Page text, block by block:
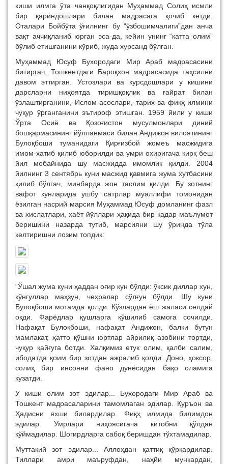
киши илмга ўта чанқоқлигидан Муҳаммад Солиҳ исмли
бир қариндошлари билан мадрасага қочиб кетди.
Оталари Бойбўта ўғилнинг бу “ўзбошимчалиги”дан анча
вақт аччиқланиб юрган эса-да, кейин унинг “катта олим”
бўлиб етишганини кўриб, жуда хурсанд бўлган.
Муҳаммад Юсуф Бухородаги Мир Араб мадрасасини
битиргач, Тошкентдаги Бароқхон мадрасасида таҳсилни
давом эттирган. Устозлари ва курсдошлари у кишини
дарсларни ниҳоятда тиришқоқлик ва ғайрат билан
ўзлаштирганини, Ислом асослари, тарих ва фиқҳ илмини
чуқур ўрганганини эътироф этишган. 1959 йили у киши
Ўрта Осиё ва Қозоғистон мусулмонлари диний
бошқармасининг йўлланмаси билан Андижон вилоятининг
Булоқбоши туманидаги Қирғизбой жомеъ масжидига
имом-хатиб қилиб юборилди ва умри охиригача қирқ беш
йил мобайнида шу масжидда имомлик қилди. 2004
йилнинг 3 сентябрь куни масжид қавмига жума хутбасини
қилиб бўлгач, минбарда жон таслим қилди. Бу зотнинг
вафот кунларида ушбу сатрлар муаллифи томонидан
ёзилган насрий марсия Муҳаммад Юсуф домланинг фазл
ва хислатлари, ҳаёт йўллари ҳақида бир қадар маълумот
беришини назарда тутиб, марсияни шу ўринда тўла
келтиришни лозим топдик:
“Ўшал жума куни ҳаддан оғир кун бўлди: ўксик диллар хун,
кўнгуллар маҳзун, чеҳралар сўлғун бўлди. Шу куни
Булоқбоши мотамда қолди. Кўзлардан ёш жаласи селдай
оқди. Фарёдлар қушларга қўшилиб самога сочилди.
Нафақат Булоқбоши, нафақат Андижон, балки бутун
мамлакат, ҳатто қўшни юртлар айрилиқ азобини тортди,
чуқур қайғуга ботди. Халқимиз етук олим, қалби салим,
ибодатда қоим бир зотдан ажралиб қолди. Доно, ҳоксор,
солиҳ бир инсонни фано дунёсидан бақо оламига
кузатди.
У киши олим зот эдилар... Бухородаги Мир Араб ва
Тошкент мадрасаларини тамомлаган эдилар. Қуръон ва
Ҳадисни яхши билардилар. Фиқҳ илмида билимдон
эдилар. Умрлари ниҳоясигача китобни қўлдан
қўймадилар. Шогирдларга сабоқ беришдан тўхтамадилар.
Муттақий зот эдилар... Аллоҳдан қаттиқ қўрқардилар.
Тиллари амри маъруфдан, наҳйи мункардан,